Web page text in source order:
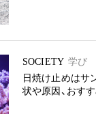
SOCIETY 学び
日焼け止めは
状や原因、おす